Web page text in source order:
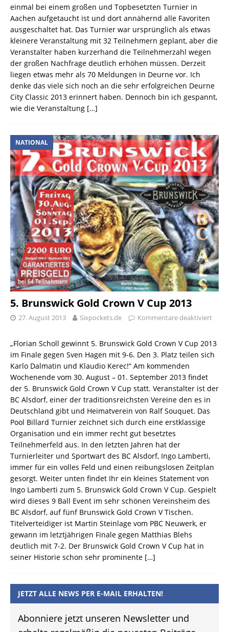
einmal bei einem großen und Topbesetzten Turnier in
Aachen aufgetaucht ist und dort annähernd alle Favoriten
ausgeschaltet hat. Das Turnier war ursprünglich als etwas
kleinere Veranstaltung mit 32 Teilnehmern geplant, aber die
Veranstalter haben kurzerhand die Teilnehmerzahl wegen
der großen Nachfrage deutlich erhöhen müssen. Derzeit
liegen etwas mehr als 70 Meldungen in Deurne vor. Ich
denke das viele sich noch an die sehr erfolgreichen Deurne
City Classic 2013 erinnert haben. Dennoch bin ich gespannt,
wie die Veranstaltung […]
NATIONAL
5. Brunswick Gold Crown V Cup 2013
27. August 2013 Sixpockets.de Kommentare deaktiviert
„Florian Scholl gewinnt 5. Brunswick Gold Crown V Cup 2013
im Finale gegen Sven Hagen mit 9-6. Den 3. Platz teilen sich
Karlo Dalmatin und Klaudio Kerec!“ Am kommenden
Wochenende vom 30. August – 01. September 2013 findet
der 5. Brunswick Gold Crown V Cup statt. Veranstalter ist der
BC Alsdorf, einer der traditionsreichsten Vereine den es in
Deutschland gibt und Heimatverein von Ralf Souquet. Das
Pool Billard Turnier zeichnet sich durch eine erstklassige
Organisation und ein immer recht gut besetztes
Teilnehmerfeld aus. In den letzten Jahren hat der
Turnierleiter und Sportwart des BC Alsdorf, Ingo Lamberti,
immer für ein volles Feld und einen reibungslosen Zeitplan
gesorgt. Weiter unten findet Ihr ein kleines Statement von
Ingo Lamberti zum 5. Brunswick Gold Crown V Cup. Gespielt
wird dieses 9 Ball Event im sehr schönen Vereinsheim des
BC Alsdorf, auf fünf Brunswick Gold Crown V Tischen.
Titelverteidiger ist Martin Steinlage vom PBC Neuwerk, er
gewann im letztjährigen Finale gegen Matthias Blehs
deutlich mit 7-2. Der Brunswick Gold Crown V Cup hat in
seiner Historie schon sehr prominente […]
JETZT ALLE NEWS PER E-MAIL ERHALTEN!
Abonniere jetzt unseren Newsletter und